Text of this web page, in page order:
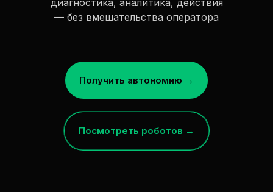
диагностика, аналитика, действия
— без вмешательства оператора
Получить автономию →
Посмотреть роботов →